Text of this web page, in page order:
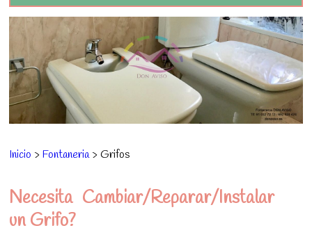
Inicio >Fontaneria> Grifos
Necesita Cambiar/Reparar/Instalar
un Grifo?